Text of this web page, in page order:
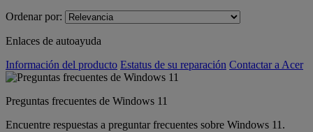
Ordenar por:
Enlaces de autoayuda
Información del producto Estatus de su reparación Contactar a Acer
Preguntas frecuentes de Windows 11
Encuentre respuestas a preguntar frecuentes sobre Windows 11.